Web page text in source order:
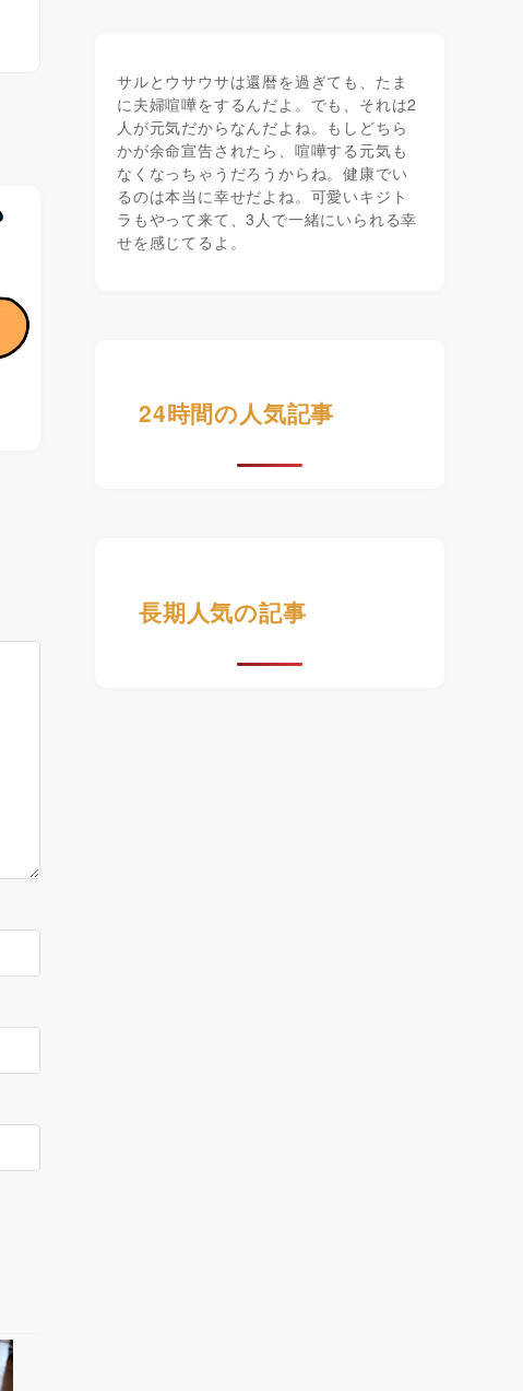
サルとウサウサは還暦を過ぎても、たま
に夫婦喧嘩をするんだよ。でも、それは2
人が元気だからなんだよね。もしどちら
かが余命宣告されたら、喧嘩する元気も
なくなっちゃうだろうからね。健康でい
るのは本当に幸せだよね。可愛いキジト
ラもやって来て、3人で一緒にいられる幸
せを感じてるよ。
24時間の人気記事
長期人気の記事